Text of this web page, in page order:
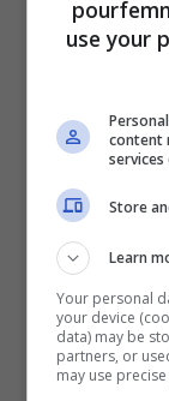
collezione
Thun
sarà
acquistarlo
Regali
mamma
I prodotti
use your
content
Store
Learn
Your personal
your device
data) may be
partners, or
may use